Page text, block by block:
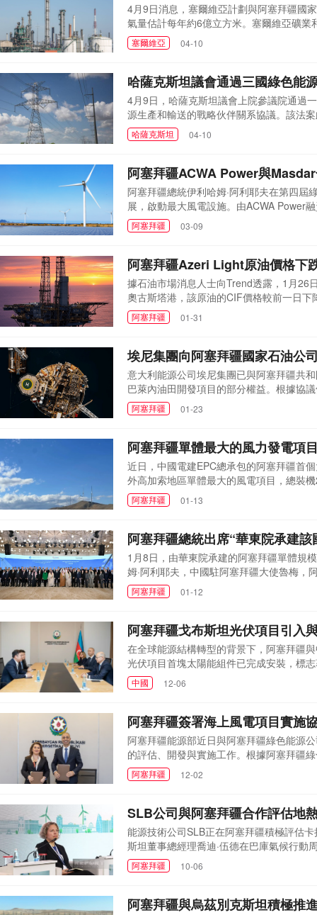
4月9日消息，塞爾維亞計劃與阿塞拜疆國
氣量估計每年約6億立方米。塞爾維亞礦業
6億立方米天然氣，這可使塞爾維亞 - 保加
舉行更多技術團隊會議，以盡快解決所有
塞爾維亞 04-10
哈薩克斯坦議會通過三國綠色能
4月9日，哈薩克斯坦議會上院參議院通過
源生產和輸送的戰略伙伴關系協議。該法
送交總統簽署。據悉，該協議于2024年11
議旨在促進三國有效利用可再生能源潛力
哈薩克斯坦 04-10
阿塞拜疆ACWA Power與
阿塞拜疆總統伊利哈姆·阿利耶夫在第四屆
展，啟動最大風電設施。由ACWA Power
時，節省2.2億立方米天然氣并減少超40
司完成的230兆瓦Garadagh太陽能發電廠
阿塞拜疆 03-09
阿塞拜疆Azeri Light原油價格下
據石油市場消息人士向Trend透露，1月26
奧古斯塔港，該原油的CIF價格較前一日
伊漢港，Azeri Light原油的FOB價格也下
場的常見現象，受到多重供需因素與國際
阿塞拜疆 01-31
埃尼集團向阿塞拜疆國家石油公
意大利能源公司埃尼集團已與阿塞拜疆共
巴萊內油田開發項目的部分權益。根據協
油田是科特迪瓦的主要海上開發項目，目
佩特羅奇集團。此項交易的最終完成，尚
阿塞拜疆 01-23
阿塞拜疆單體最大的風力發電項
近日，中國電建EPC總承包的阿塞拜疆首
外高加索地區單體最大的風電項目，總裝
10億千瓦時清潔電能，減少40萬噸二氧化
碳、安全高效能源體系具有重要意義。...
阿塞拜疆 01-13
阿塞拜疆總統出席“華東院承建
1月8日，由華東院承建的阿塞拜疆單體規
姆·阿利耶夫，中國駐阿塞拜疆大使魯梅，
默德·阿布納揚，中國電建歐亞區域總部副
出席儀式。阿塞拜疆總統阿利耶夫高度評
阿塞拜疆 01-12
阿塞拜疆戈布斯坦光伏項目引入
在全球能源結構轉型的背景下，阿塞拜疆
光伏項目首塊太陽能組件已完成安裝，標
亦延伸至儲能技術領域。阿塞拜疆能源部
舉行了會談，重點討論了戈布斯坦100兆
中國 12-06
阿塞拜疆簽署海上風電項目實施
阿塞拜疆能源部近日與阿塞拜疆綠色能源
的評估、開發與實施工作。根據阿塞拜疆
議所涉項目的初期規劃裝機容量為200兆
公司將在里海的相關指定區域內，開展該
阿塞拜疆 12-02
SLB公司與阿塞拜疆合作評估地
能源技術公司SLB正在阿塞拜疆積極評估
斯坦董事總經理喬迪·伍德在巴庫氣候行動
Green合作，對卡拉巴赫綠色能源區內的
國家石油公司綠色能源公司密切合作，評
阿塞拜疆 10-06
阿塞拜疆與烏茲別克斯坦積極推